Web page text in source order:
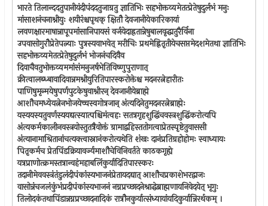
भारते तिलान्ददतुपानीयंदीपंददतुजाग्रतु ज्ञातिभिः सहभोक्तव्यमेतत्प्रेतेषुदुर्लभं मनुः
मांसाशनंचनाश्नीयुः शयीरंश्चपृथक् क्षितौ देवजानीयेकारिकायां
लवणक्षारमाषान्नापूपमांसानिपायसं वर्जयेदाह्रतान्नेषुबालवृद्धातुरैर्विना
उपवासोगुरौप्रेतेपत्न्याः पुत्रस्यवाभवेत् मरीचिः प्रथमेह्नितृतीयेचसप्तमेदशमेतथा ज्ञातिभिः
सहभोक्तव्यमेतत्प्रेतेषुदुर्लभं भोजनंचदिवैव
दिवाचैवतुभोक्तव्यममांसंमनुजर्षभेतिविष्णुपुराणात्
क्रीत्वालब्ध्बावादिवान्नमश्नीयुरितिपारस्करोक्तेश्च मदनरत्नेहारीतः
पाणिषुमृन्मयेषुपर्णपुटकेषुवाश्नीरन् देवजानीयेब्राह्मे
आशौचमध्येयत्नेनभोजयेच्चस्वगोत्रजान् अंत्यदिनेतुमदनरत्नेब्राह्मेः
यस्ययस्यतुवर्णस्ययद्यत्स्यात्पश्चिमंत्वहः सतत्रगृहशुद्धिंचवस्त्रशुद्धिंकरोत्यपि
अंत्यकर्मकालीनवस्त्रयोस्तुतत्रैवोक्तं ग्रामाद्वहिस्ततोगत्वाप्रेतस्पृष्टेतुवाससी
अंत्यानामाश्रितानांचत्यक्त्वास्नानंकरोत्यथेति शंखः दानंप्रतिग्रहोहोमः स्वाध्यायः
पितृकर्मच प्रेतपिंडक्रियावर्ज्यमाशौचेविनिवर्तते काठकगृह्ये
यत्रप्राणोत्क्रमस्तत्रान्वहंमहाबलिंकुर्यादितिपारस्करः
तदानीमेववस्त्रंतंडुलंदीपंकांस्यभाजनंप्रेतायदद्यात् आशौचप्रकाशेभरद्वाजः
वासोन्नंचजलंकुंभंप्रदीपंकांस्यभाजनं नग्नप्रच्छादनेश्राद्धेब्राह्मणायनिवेदयेत् भृगुः
तिलोदकंतथापिंडान्नग्नप्रच्छादनादिकं रात्रौनकुर्यात्संध्यायांयदिकुर्यान्निरर्थकम् ।